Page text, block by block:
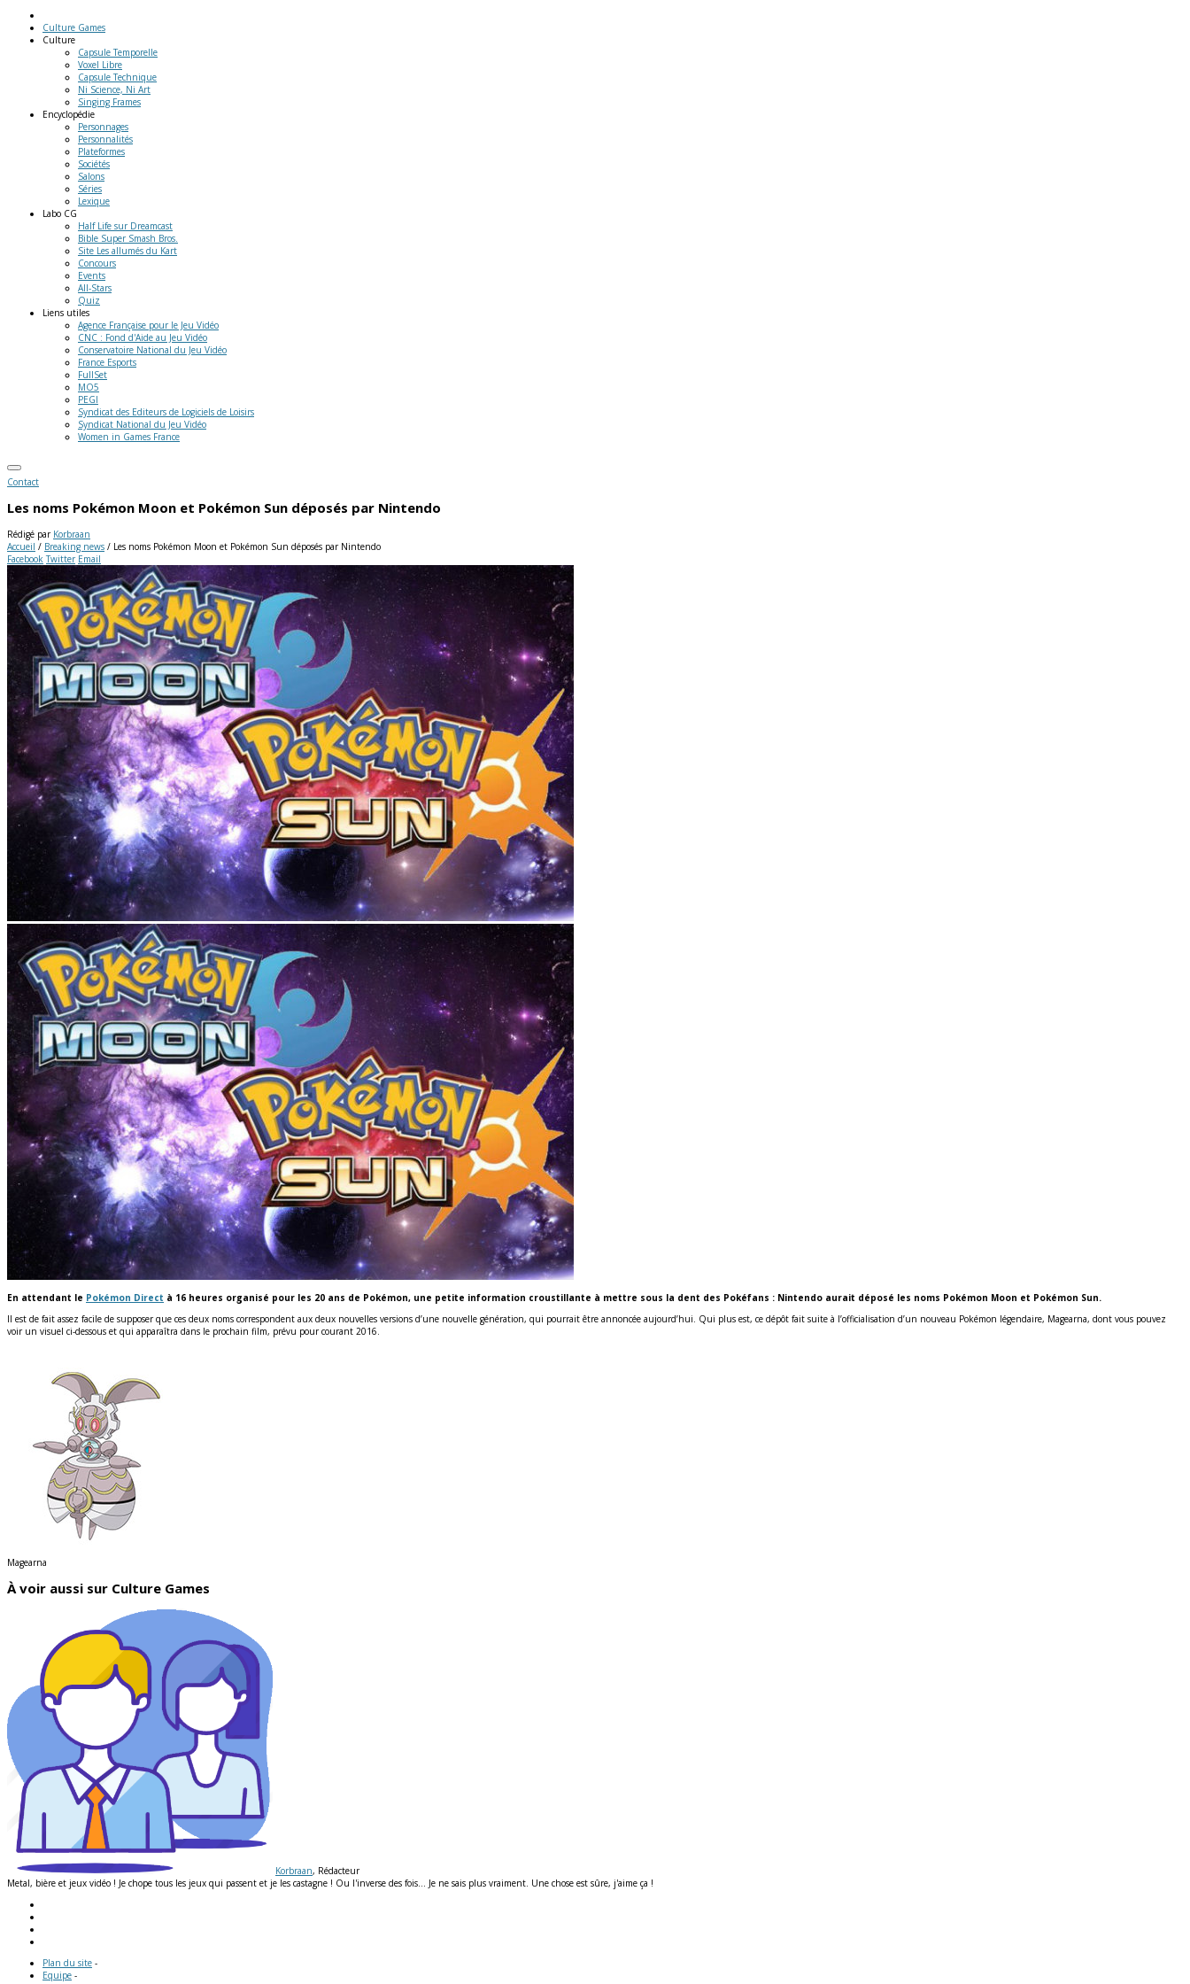
Culture Games
Culture
Capsule Temporelle
Voxel Libre
Capsule Technique
Ni Science, Ni Art
Singing Frames
Encyclopédie
Personnages
Personnalités
Plateformes
Sociétés
Salons
Séries
Lexique
Labo CG
Half Life sur Dreamcast
Bible Super Smash Bros.
Site Les allumés du Kart
Concours
Events
All-Stars
Quiz
Liens utiles
Agence Française pour le Jeu Vidéo
CNC : Fond d'Aide au Jeu Vidéo
Conservatoire National du Jeu Vidéo
France Esports
FullSet
MO5
PEGI
Syndicat des Editeurs de Logiciels de Loisirs
Syndicat National du Jeu Vidéo
Women in Games France
Contact
Les noms Pokémon Moon et Pokémon Sun déposés par Nintendo
Rédigé par Korbraan
Accueil / Breaking news / Les noms Pokémon Moon et Pokémon Sun déposés par Nintendo
Facebook Twitter Email
En attendant le Pokémon Direct à 16 heures organisé pour les 20 ans de Pokémon, une petite information croustillante à mettre sous la dent des Pokéfans : Nintendo aurait déposé les noms Pokémon Moon et Pokémon Sun.
Il est de fait assez facile de supposer que ces deux noms correspondent aux deux nouvelles versions d’une nouvelle génération, qui pourrait être annoncée aujourd’hui. Qui plus est, ce dépôt fait suite à l’officialisation d’un nouveau Pokémon légendaire, Magearna, dont vous pouvez
voir un visuel ci-dessous et qui apparaîtra dans le prochain film, prévu pour courant 2016.
Magearna
À voir aussi sur Culture Games
Korbraan, Rédacteur
Metal, bière et jeux vidéo ! Je chope tous les jeux qui passent et je les castagne ! Ou l'inverse des fois... Je ne sais plus vraiment. Une chose est sûre, j'aime ça !
Plan du site -
Equipe -